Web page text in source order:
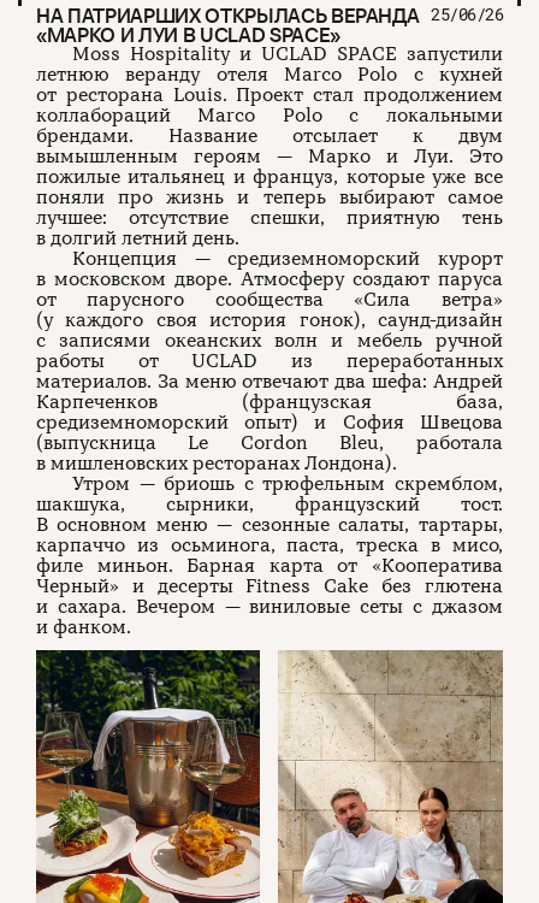
НА ПАТРИАРШИХ ОТКРЫЛАСЬ ВЕРАНДА
«МАРКО И ЛУИ В UCLAD SPACE»
25/06/26
Moss Hospitality и UCLAD SPACE запустили
летнюю веранду отеля Marco Polo с кухней
от ресторана Louis. Проект стал продолжением
коллабораций Marco Polo с локальными
брендами. Название отсылает к двум
вымышленным героям — Марко и Луи. Это
пожилые итальянец и француз, которые уже все
поняли про жизнь и теперь выбирают самое
лучшее: отсутствие спешки, приятную тень
в долгий летний день.
Концепция — средиземноморский курорт
в московском дворе. Атмосферу создают паруса
от парусного сообщества «Сила ветра»
(у каждого своя история гонок), саунд-дизайн
с записями океанских волн и мебель ручной
работы от UCLAD из переработанных
материалов. За меню отвечают два шефа: Андрей
Карпеченков (французская база,
средиземноморский опыт) и София Швецова
(выпускница Le Cordon Bleu, работала
в мишленовских ресторанах Лондона).
Утром — бриошь с трюфельным скремблом,
шакшука, сырники, французский тост.
В основном меню — сезонные салаты, тартары,
карпаччо из осьминога, паста, треска в мисо,
филе миньон. Барная карта от «Кооператива
Черный» и десерты Fitness Cake без глютена
и сахара. Вечером — виниловые сеты с джазом
и фанком.